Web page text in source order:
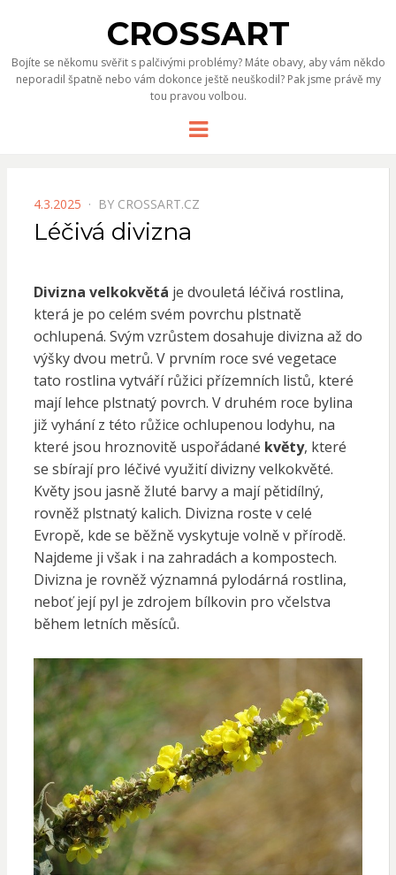
CROSSART
Bojíte se někomu svěřit s palčivými problémy? Máte obavy, aby vám někdo
neporadil špatně nebo vám dokonce ještě neuškodil? Pak jsme právě my
tou pravou volbou.
Menu
POSTED
ON
4.3.2025 BY CROSSART.CZ
Léčivá divizna
Divizna velkokvětá je dvouletá léčivá rostlina,
která je po celém svém povrchu plstnatě
ochlupená. Svým vzrůstem dosahuje divizna až do
výšky dvou metrů. V prvním roce své vegetace
tato rostlina vytváří růžici přízemních listů, které
mají lehce plstnatý povrch. V druhém roce bylina
již vyhání z této růžice ochlupenou lodyhu, na
které jsou hroznovitě uspořádané květy, které
se sbírají pro léčivé využití divizny velkokvěté.
Květy jsou jasně žluté barvy a mají pětidílný,
rovněž plstnatý kalich. Divizna roste v celé
Evropě, kde se běžně vyskytuje volně v přírodě.
Najdeme ji však i na zahradách a kompostech.
Divizna je rovněž významná pylodárná rostlina,
neboť její pyl je zdrojem bílkovin pro včelstva
během letních měsíců.